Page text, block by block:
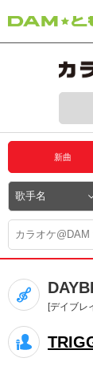
動
プレ
カラ
ユー
キャ
新曲
[デイブレ